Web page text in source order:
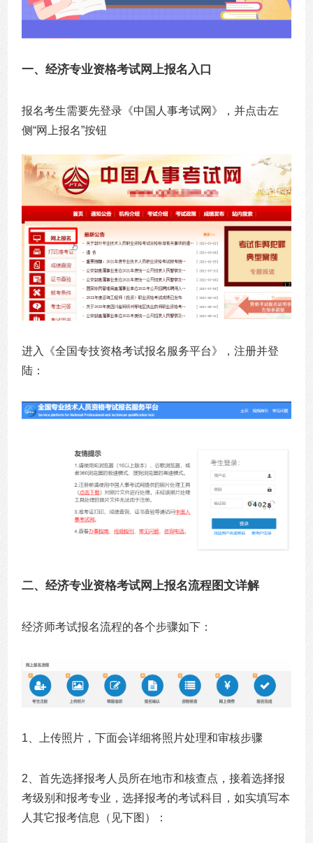
一、经济专业资格考试网上报名入口
报名考生需要先登录《中国人事考试网》，并点击左
侧“网上报名”按钮
进入《全国专技资格考试报名服务平台》，注册并登
陆：
二、经济专业资格考试网上报名流程图文详解
经济师考试报名流程的各个步骤如下：
1、上传照片，下面会详细将照片处理和审核步骤
2、首先选择报考人员所在地市和核查点，接着选择报
考级别和报考专业，选择报考的考试科目，如实填写本
人其它报考信息（见下图）：